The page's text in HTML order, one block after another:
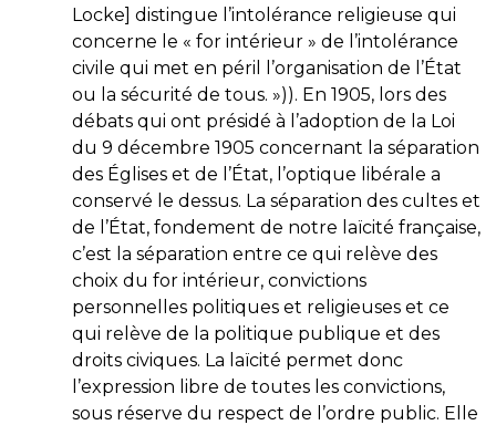
Locke] distingue l’intolérance religieuse qui
concerne le « for intérieur » de l’intolérance
civile qui met en péril l’organisation de l’État
ou la sécurité de tous. »)). En 1905, lors des
débats qui ont présidé à l’adoption de la Loi
du 9 décembre 1905 concernant la séparation
des Églises et de l’État, l’optique libérale a
conservé le dessus. La séparation des cultes et
de l’État, fondement de notre laïcité française,
c’est la séparation entre ce qui relève des
choix du for intérieur, convictions
personnelles politiques et religieuses et ce
qui relève de la politique publique et des
droits civiques. La laïcité permet donc
l’expression libre de toutes les convictions,
sous réserve du respect de l’ordre public. Elle